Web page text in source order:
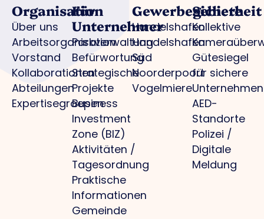
Organisation
Über uns
Arbeitsorganisation
Vorstand
Kollaborationen
Abteilungen
Expertisegroepen
Für
Unternehmer
Parkverwaltung
Befürwortung
Strategische
Projekte
Business
Investment
Zone (BIZ)
Aktivitäten /
Tagesordnung
Praktische
Informationen
Gemeinde
Gewerbegebiete
Handelshafen
Handelshafen
Süd
Noorderpoort
Vogelmiere
Sicherheit
Kollektive
Gütesiegel
für sichere
Unternehmen
AED-
Standorte
Polizei /
Digitale
Meldung